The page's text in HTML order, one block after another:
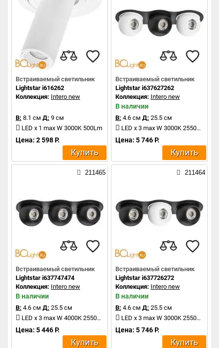
Встраиваемый светильник
Lightstar i616262
Коллекция: Intero new
В: 8.1 см Д: 9 см
LED x 1 max W 3000K 500Lm
Цена: 2 598 Р.
Купить
Встраиваемый светильник
Lightstar i637627262
Коллекция: Intero new
В наличии
В: 4.6 см Д: 25.5 см
LED x 3 max W 3000K 2550Lm
Цена: 5 746 Р.
Купить
211465
Встраиваемый светильник
Lightstar i637747474
Коллекция: Intero new
В наличии
В: 4.6 см Д: 25.5 см
LED x 3 max W 4000K 2550Lm
Цена: 5 446 Р.
Купить
211464
Встраиваемый светильник
Lightstar i637726272
Коллекция: Intero new
В наличии
В: 4.6 см Д: 25.5 см
LED x 3 max W 3000K 2550Lm
Цена: 5 746 Р.
Купить